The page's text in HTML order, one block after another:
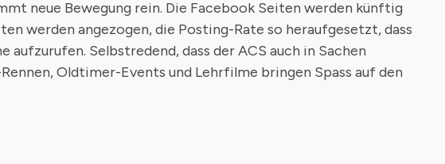
neue Bewegung rein. Die Facebook Seiten werden künftig
werden angezogen, die Posting-Rate so heraufgesetzt, dass
aufzurufen. Selbstredend, dass der ACS auch in Sachen
Oldtimer-Events und Lehrfilme bringen Spass auf den